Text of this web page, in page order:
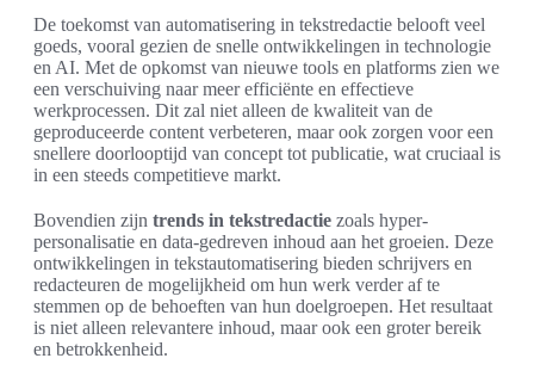
De toekomst van automatisering in tekstredactie belooft veel
goeds, vooral gezien de snelle ontwikkelingen in technologie
en AI. Met de opkomst van nieuwe tools en platforms zien we
een verschuiving naar meer efficiënte en effectieve
werkprocessen. Dit zal niet alleen de kwaliteit van de
geproduceerde content verbeteren, maar ook zorgen voor een
snellere doorlooptijd van concept tot publicatie, wat cruciaal is
in een steeds competitieve markt.
Bovendien zijn trends in tekstredactie zoals hyper-
personalisatie en data-gedreven inhoud aan het groeien. Deze
ontwikkelingen in tekstautomatisering bieden schrijvers en
redacteuren de mogelijkheid om hun werk verder af te
stemmen op de behoeften van hun doelgroepen. Het resultaat
is niet alleen relevantere inhoud, maar ook een groter bereik
en betrokkenheid.